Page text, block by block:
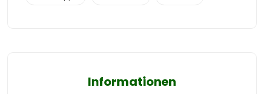
Informationen